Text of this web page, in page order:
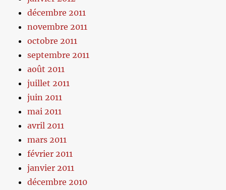
décembre 2011
novembre 2011
octobre 2011
septembre 2011
août 2011
juillet 2011
juin 2011
mai 2011
avril 2011
mars 2011
février 2011
janvier 2011
décembre 2010